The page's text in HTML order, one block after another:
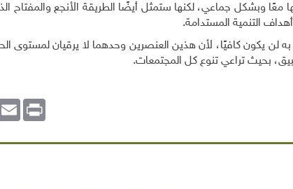
معًا وبشكل جماعي، لكنها ستمثل أيضًا الطريقة الأنجع والمفتاح
التنمية المستدامة.
لن يكون كافيًا، لأن هذين العنصرين وحدهما لا يرقيان لمستوى
بحيث تراعي تنوع كل المجتمعات.
Print